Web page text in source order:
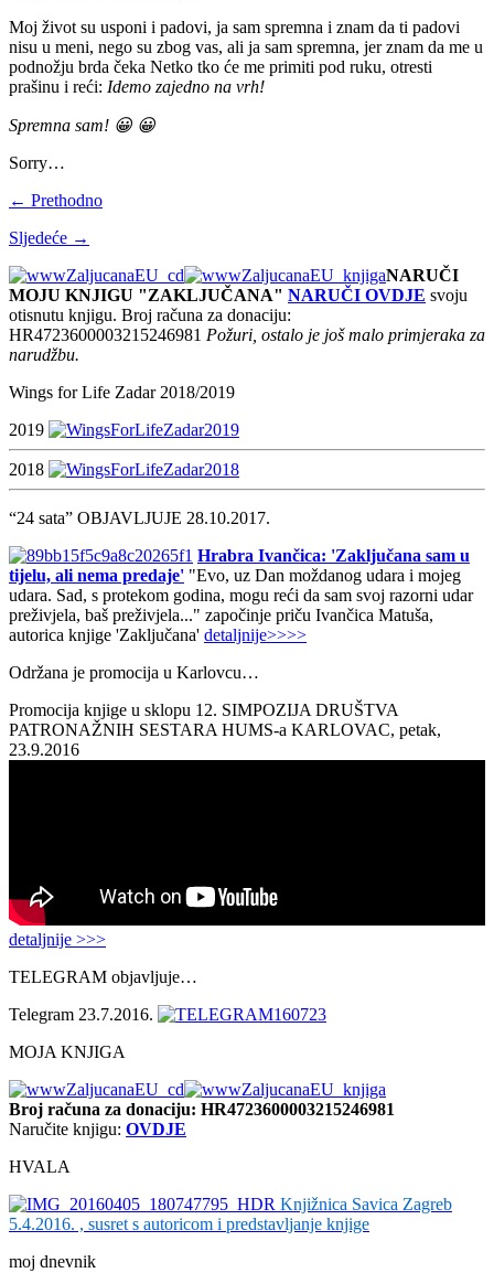
Moj život su usponi i padovi, ja sam spremna i znam da ti padovi
nisu u meni, nego su zbog vas, ali ja sam spremna, jer znam da me u
podnožju brda čeka Netko tko će me primiti pod ruku, otresti
prašinu i reći: Idemo zajedno na vrh!
Spremna sam! 😀 😀
Sorry…
← Prethodno
Sljedeće →
NARUČI
MOJU KNJIGU "ZAKLJUČANA" NARUČI OVDJE svoju
otisnutu knjigu. Broj računa za donaciju:
HR4723600003215246981 Požuri, ostalo je još malo primjeraka za
narudžbu.
Wings for Life Zadar 2018/2019
2019
2018
“24 sata” OBJAVLJUJE 28.10.2017.
Hrabra Ivančica: 'Zaključana sam u
tijelu, ali nema predaje' "Evo, uz Dan moždanog udara i mojeg
udara. Sad, s protekom godina, mogu reći da sam svoj razorni udar
preživjela, baš preživjela..." započinje priču Ivančica Matuša,
autorica knjige 'Zaključana' detaljnije>>>>
Održana je promocija u Karlovcu…
Promocija knjige u sklopu 12. SIMPOZIJA DRUŠTVA
PATRONAŽNIH SESTARA HUMS-a KARLOVAC, petak,
23.9.2016
detaljnije >>>
TELEGRAM objavljuje…
Telegram 23.7.2016.
MOJA KNJIGA
Broj računa za donaciju: HR4723600003215246981
Naručite knjigu: OVDJE
HVALA
Knjižnica Savica Zagreb
5.4.2016. , susret s autoricom i predstavljanje knjige
moj dnevnik